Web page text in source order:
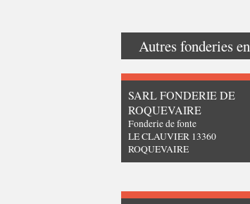
Autres fonderies en
SARL FONDERIE DE
ROQUEVAIRE
Fonderie de fonte
LE CLAUVIER 13360
ROQUEVAIRE